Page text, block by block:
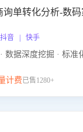
询单转化分析-数
音 | 快手
数据深度挖掘 · 标准
计费已售1280+